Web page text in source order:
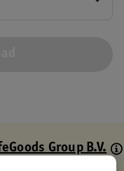
Group B.V.